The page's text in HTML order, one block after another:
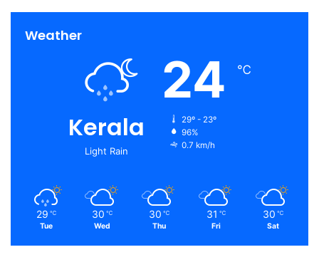
Weather
Kerala
Light Rain
24 ℃
29º - 23º
96%
0.7 km/h
29 ℃
Tue
30 ℃
Wed
30 ℃
Thu
31 ℃
Fri
30 ℃
Sat